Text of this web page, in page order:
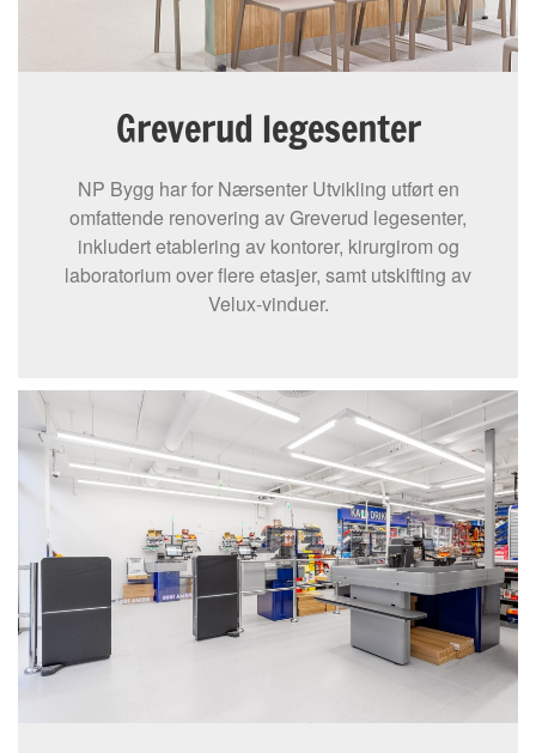
Greverud legesenter
NP Bygg har for Nærsenter Utvikling utført en
omfattende renovering av Greverud legesenter,
inkludert etablering av kontorer, kirurgirom og
laboratorium over flere etasjer, samt utskifting av
Velux-vinduer.